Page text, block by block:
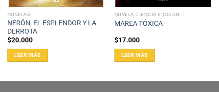
NOVELAS
NERÓN, EL ESPLENDOR Y LA
DERROTA
$20.000
LEER MÁS
NOVELA CIENCIA FICCIÓN
MAREA TÓXICA
$17.000
LEER MÁS